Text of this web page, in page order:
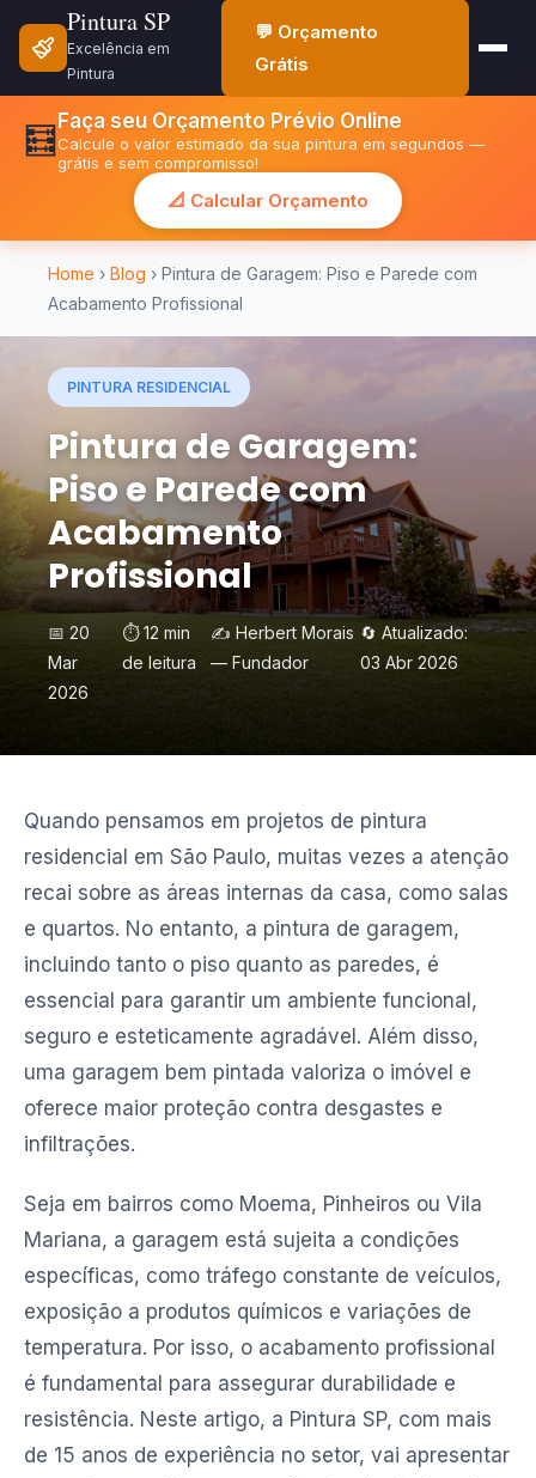
Pintura SP
Excelência em
Pintura
💬 Orçamento
Grátis
🧮 Faça seu Orçamento Prévio Online
Calcule o valor estimado da sua pintura em segundos —
grátis e sem compromisso!
📐 Calcular Orçamento
Home › Blog › Pintura de Garagem: Piso e Parede com
Acabamento Profissional
PINTURA RESIDENCIAL
Pintura de Garagem:
Piso e Parede com
Acabamento
Profissional
📅 20
Mar
2026
⏱️ 12 min
de leitura
✍️ Herbert Morais
— Fundador
🔄 Atualizado:
03 Abr 2026
Quando pensamos em projetos de pintura
residencial em São Paulo, muitas vezes a atenção
recai sobre as áreas internas da casa, como salas
e quartos. No entanto, a pintura de garagem,
incluindo tanto o piso quanto as paredes, é
essencial para garantir um ambiente funcional,
seguro e esteticamente agradável. Além disso,
uma garagem bem pintada valoriza o imóvel e
oferece maior proteção contra desgastes e
infiltrações.
Seja em bairros como Moema, Pinheiros ou Vila
Mariana, a garagem está sujeita a condições
específicas, como tráfego constante de veículos,
exposição a produtos químicos e variações de
temperatura. Por isso, o acabamento profissional
é fundamental para assegurar durabilidade e
resistência. Neste artigo, a Pintura SP, com mais
de 15 anos de experiência no setor, vai apresentar